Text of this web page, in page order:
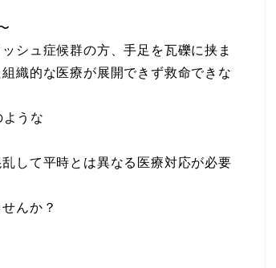
シュ症候群の方、手足を瓦礫に挟ま
織的な医療が展開できず救命できな
うな
して平時とは異なる医療対応が必要
んか？